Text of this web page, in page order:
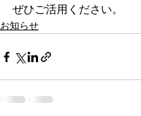
ぜひご活用ください。
お知らせ